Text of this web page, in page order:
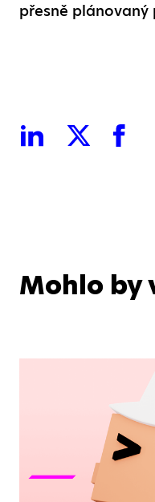
přesně plánovaný
Mohlo by